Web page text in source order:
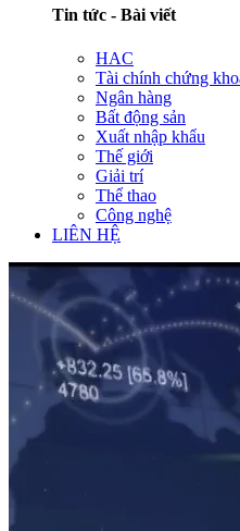
Tin tức - Bài viết
HAC
Tài chính chứng
Ngân hàng
Bất động sản
Xuất nhập khẩu
Thế giới
Giải trí
Thể thao
Công nghệ
LIÊN HỆ